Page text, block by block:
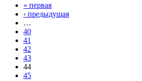
« первая
‹ предыдущая
…
40
41
42
43
44
45